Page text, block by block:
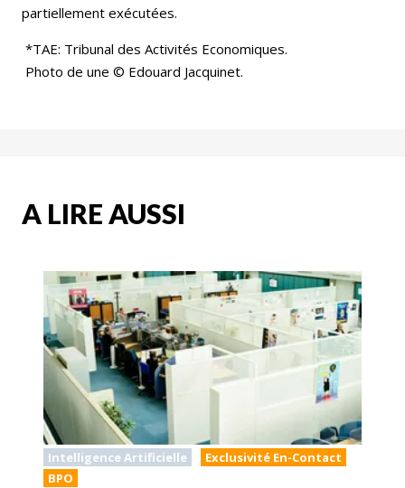
partiellement exécutées.
*TAE: Tribunal des Activités Economiques.
Photo de une © Edouard Jacquinet.
A LIRE AUSSI
Intelligence Artificielle
Exclusivité En-Contact
BPO